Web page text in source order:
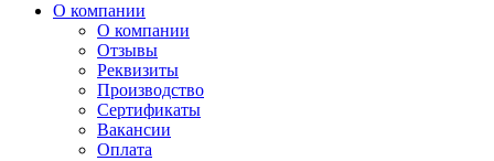
О компании
О компании
Отзывы
Реквизиты
Производство
Сертификаты
Вакансии
Оплата